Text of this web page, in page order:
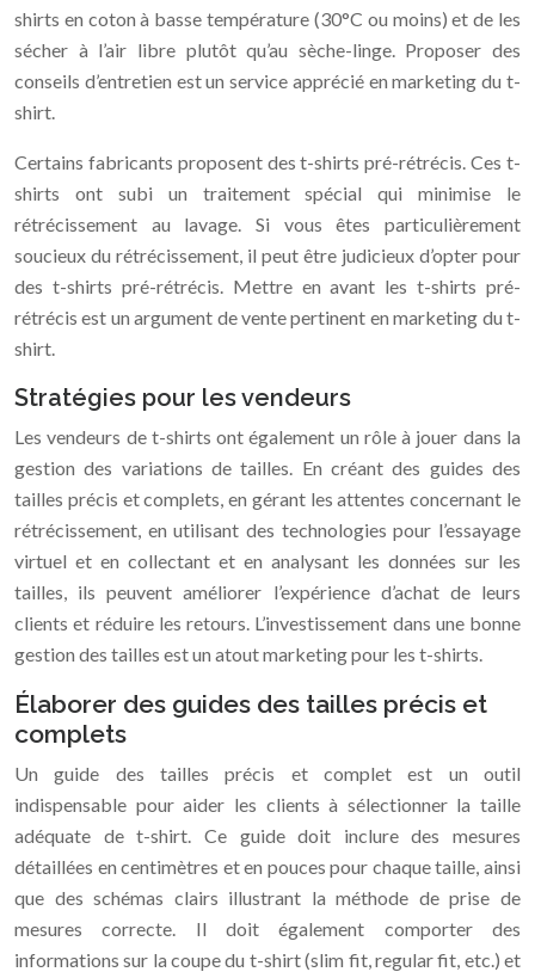
shirts en coton à basse température (30°C ou moins) et de les
sécher à l’air libre plutôt qu’au sèche-linge. Proposer des
conseils d’entretien est un service apprécié en marketing du t-
shirt.
Certains fabricants proposent des t-shirts pré-rétrécis. Ces t-
shirts ont subi un traitement spécial qui minimise le
rétrécissement au lavage. Si vous êtes particulièrement
soucieux du rétrécissement, il peut être judicieux d’opter pour
des t-shirts pré-rétrécis. Mettre en avant les t-shirts pré-
rétrécis est un argument de vente pertinent en marketing du t-
shirt.
Stratégies pour les vendeurs
Les vendeurs de t-shirts ont également un rôle à jouer dans la
gestion des variations de tailles. En créant des guides des
tailles précis et complets, en gérant les attentes concernant le
rétrécissement, en utilisant des technologies pour l’essayage
virtuel et en collectant et en analysant les données sur les
tailles, ils peuvent améliorer l’expérience d’achat de leurs
clients et réduire les retours. L’investissement dans une bonne
gestion des tailles est un atout marketing pour les t-shirts.
Élaborer des guides des tailles précis et
complets
Un guide des tailles précis et complet est un outil
indispensable pour aider les clients à sélectionner la taille
adéquate de t-shirt. Ce guide doit inclure des mesures
détaillées en centimètres et en pouces pour chaque taille, ainsi
que des schémas clairs illustrant la méthode de prise de
mesures correcte. Il doit également comporter des
informations sur la coupe du t-shirt (slim fit, regular fit, etc.) et